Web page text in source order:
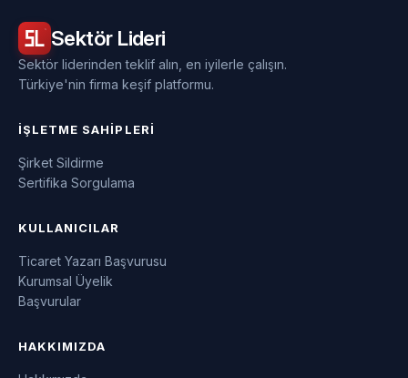
Sektör Lideri
Sektör liderinden teklif alın, en iyilerle çalışın.
Türkiye'nin firma keşif platformu.
İŞLETME SAHIPLERI
Şirket Sildirme
Sertifika Sorgulama
KULLANICILAR
Ticaret Yazarı Başvurusu
Kurumsal Üyelik
Başvurular
HAKKIMIZDA